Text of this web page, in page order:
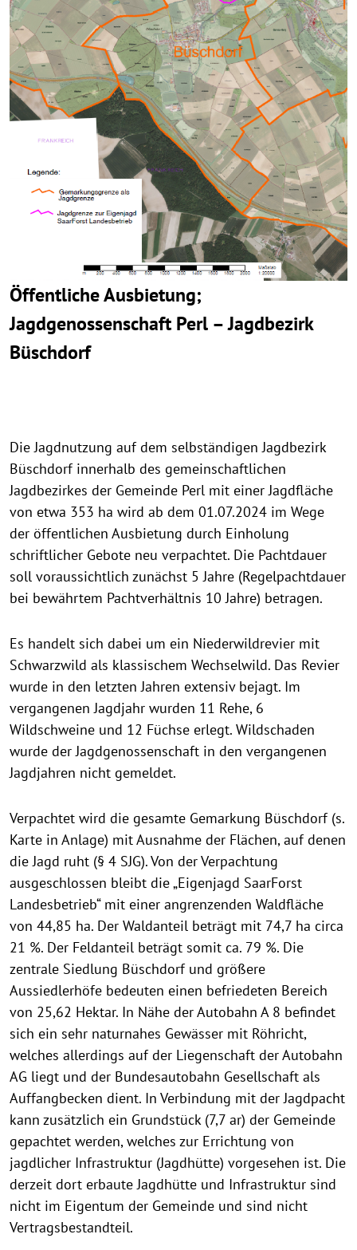
Öffentliche Ausbietung;
Jagdgenossenschaft Perl – Jagdbezirk
Büschdorf
Die Jagdnutzung auf dem selbständigen Jagdbezirk
Büschdorf innerhalb des gemeinschaftlichen
Jagdbezirkes der Gemeinde Perl mit einer Jagdfläche
von etwa 353 ha wird ab dem 01.07.2024 im Wege
der öffentlichen Ausbietung durch Einholung
schriftlicher Gebote neu verpachtet. Die Pachtdauer
soll voraussichtlich zunächst 5 Jahre (Regelpachtdauer
bei bewährtem Pachtverhältnis 10 Jahre) betragen.
Es handelt sich dabei um ein Niederwildrevier mit
Schwarzwild als klassischem Wechselwild. Das Revier
wurde in den letzten Jahren extensiv bejagt. Im
vergangenen Jagdjahr wurden 11 Rehe, 6
Wildschweine und 12 Füchse erlegt. Wildschaden
wurde der Jagdgenossenschaft in den vergangenen
Jagdjahren nicht gemeldet.
Verpachtet wird die gesamte Gemarkung Büschdorf (s.
Karte in Anlage) mit Ausnahme der Flächen, auf denen
die Jagd ruht (§ 4 SJG). Von der Verpachtung
ausgeschlossen bleibt die „Eigenjagd SaarForst
Landesbetrieb“ mit einer angrenzenden Waldfläche
von 44,85 ha. Der Waldanteil beträgt mit 74,7 ha circa
21 %. Der Feldanteil beträgt somit ca. 79 %. Die
zentrale Siedlung Büschdorf und größere
Aussiedlerhöfe bedeuten einen befriedeten Bereich
von 25,62 Hektar. In Nähe der Autobahn A 8 befindet
sich ein sehr naturnahes Gewässer mit Röhricht,
welches allerdings auf der Liegenschaft der Autobahn
AG liegt und der Bundesautobahn Gesellschaft als
Auffangbecken dient. In Verbindung mit der Jagdpacht
kann zusätzlich ein Grundstück (7,7 ar) der Gemeinde
gepachtet werden, welches zur Errichtung von
jagdlicher Infrastruktur (Jagdhütte) vorgesehen ist. Die
derzeit dort erbaute Jagdhütte und Infrastruktur sind
nicht im Eigentum der Gemeinde und sind nicht
Vertragsbestandteil.